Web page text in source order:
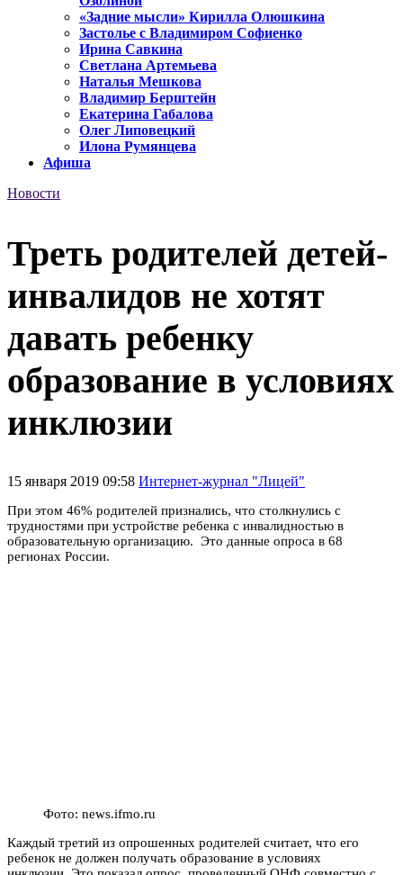
«Задние мысли» Кирилла Олюшкина
Застолье с Владимиром Софиенко
Ирина Савкина
Светлана Артемьева
Наталья Мешкова
Владимир Берштейн
Екатерина Габалова
Олег Липовецкий
Илона Румянцева
Афиша
Новости
Треть родителей детей-
инвалидов не хотят
давать ребенку
образование в условиях
инклюзии
15 января 2019 09:58 Интернет-журнал "Лицей"
При этом 46% родителей признались, что столкнулись с
трудностями при устройстве ребенка с инвалидностью в
образовательную организацию. Это данные опроса в 68
регионах России.
Фото: news.ifmo.ru
Каждый третий из опрошенных родителей считает, что его
ребенок не должен получать образование в условиях